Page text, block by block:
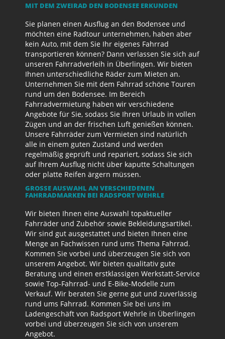
MIT DEM ZWEIRAD DEN BODENSEE ERKUNDEN
Sie planen einen Ausflug an den Bodensee und
möchten eine Radtour unternehmen, haben aber
kein Auto, mit dem Sie Ihr eigenes Fahrrad
transportieren können? Dann verlassen Sie sich auf
unseren Fahrradverleih in Überlingen. Wir bieten
Ihnen unterschiedliche Räder zum Mieten an.
Unternehmen Sie mit dem Fahrrad schöne Touren
rund um den Bodensee. Im Bereich
Fahrradvermietung haben wir verschiedene
Angebote für Sie, sodass Sie Ihren Urlaub in vollen
Zügen und an der frischen Luft genießen können.
Unsere Fahrräder zum Vermieten sind natürlich
alle in einem guten Zustand und werden
regelmäßig geprüft und repariert, sodass Sie sich
auf Ihrem Ausflug nicht über kaputte Schaltungen
oder platte Reifen ärgern müssen.
GROSSE AUSWAHL AN VERSCHIEDENEN F
AHRRADMARKEN BEI RADSPORT WEHRLE
Wir bieten Ihnen eine Auswahl topaktueller
Fahrräder und Zubehör sowie Bekleidungsartikel.
Wir sind gut ausgestattet und bieten Ihnen eine
Menge an Fachwissen rund ums Thema Fahrrad.
Kommen Sie vorbei und überzeugen Sie sich von
unserem Angebot. Wir bieten qualitativ gute
Beratung und einen erstklassigen Werkstatt-Service
sowie Top-Fahrrad- und E-Bike-Modelle zum
Verkauf. Wir beraten Sie gerne gut und zuverlässig
rund ums Fahrrad. Kommen Sie bei uns im
Ladengeschäft von Radsport Wehrle in Überlingen
vorbei und überzeugen Sie sich von unserem
Angebot.